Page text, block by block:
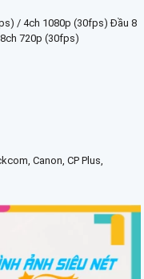
/ 4ch 1080p (30fps) Đầu 8
720p (30fps)
Canon, CP Plus,